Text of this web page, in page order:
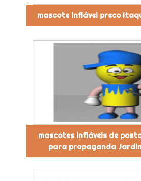
mascote inflável preco
mascotes infláveis de
para propaganda